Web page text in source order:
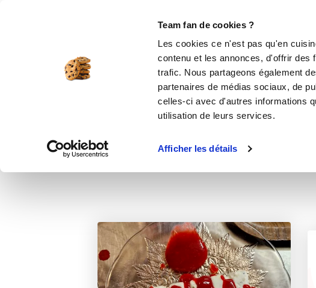
Team fan de cookies ?
Les cookies ce n'est pas qu'en
contenu et les annonces, d'offrir des
trafic. Nous partageons également
partenaires de médias sociaux, de
celles-ci avec d'autres informations
utilisation de leurs services.
Afficher les détails
desserts